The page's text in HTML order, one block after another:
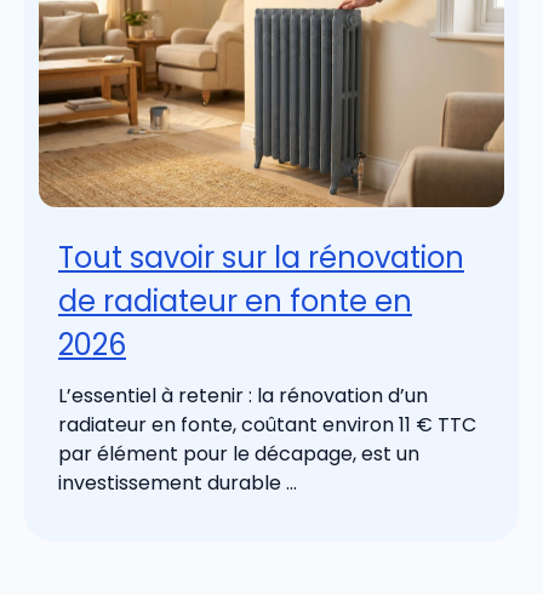
Tout savoir sur la rénovation
de radiateur en fonte en
2026
L’essentiel à retenir : la rénovation d’un
radiateur en fonte, coûtant environ 11 € TTC
par élément pour le décapage, est un
investissement durable ...